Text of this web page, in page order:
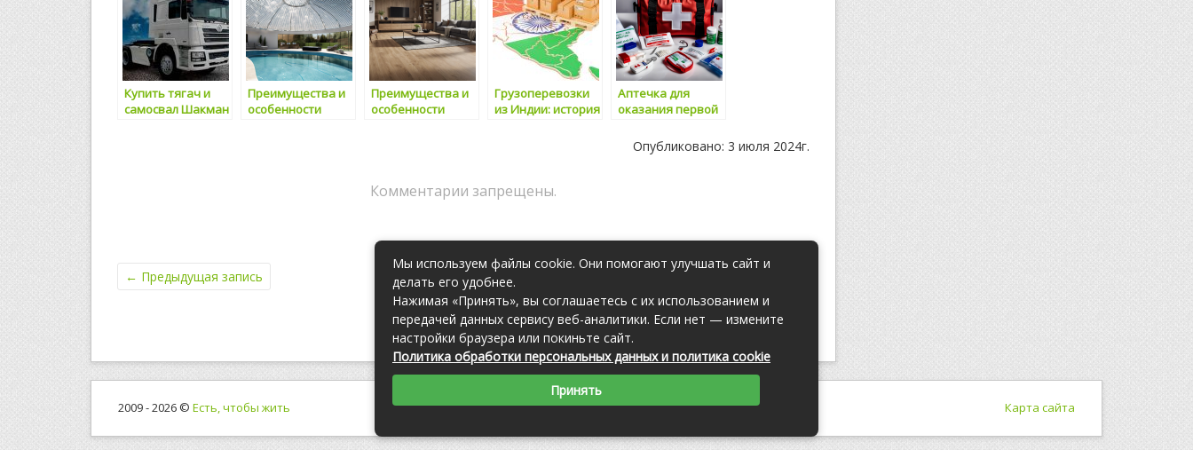
Купить тягач и
самосвал Шакман
Преимущества и
особенности
Преимущества и
особенности
Грузоперевозки
из Индии: история
Аптечка для
оказания первой
работникам:
необходимость и
Опубликовано: 3 июля 2024г.
Комментарии запрещены.
← Предыдущая запись Следующая запись
2009 - 2026 © Есть, чтобы жить Карта сайта
Мы используем файлы cookie. Они помогают улучшать сайт и
делать его удобнее.
Нажимая «Принять», вы соглашаетесь с их использованием и
передачей данных сервису веб-аналитики. Если нет — измените
настройки браузера или покиньте сайт.
Политика обработки персональных данных и политика cookie
Принять